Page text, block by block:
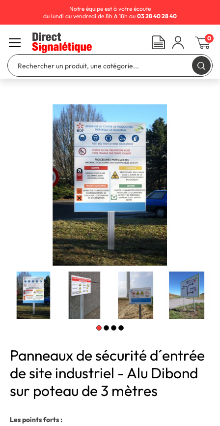
Panneaux de sécurité d´entrée
de site industriel - Alu Dibond
sur poteau de 3 mètres
Les points forts :
Notre équipe est à votre écoute
du lundi au vendredi de 8h à 18h au 03 28 40 28 40
0